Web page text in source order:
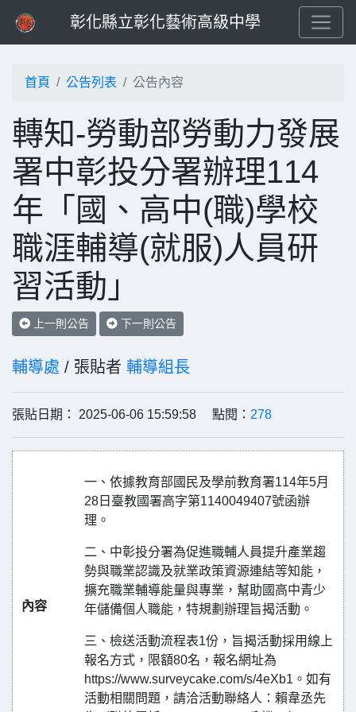
彰化縣立彰化藝術高級中學
首頁 公告列表 公告內容
轉知-勞動部勞動力發展
署中彰投分署辦理114
年「國、高中(職)學校
職涯輔導(就服)人員研
習活動」
上一則公告 下一則公告
輔導處 / 張貼者 輔導組長
張貼日期： 2025-06-06 15:59:58 點閱： 278
內容
一、依據教育部國民及學前教育署114年5月
28日臺教國署高字第1140049407號函辦
理。
二、中彰投分署為促進職輔人員提升產業趨
勢與職業認識及就業政策資源連結等知能，
擴充職業輔導能量與專業，幫助國高中青少
年儲備個人職能，特規劃辦理旨揭活動。
三、檢送活動流程表1份，旨揭活動採用線上
報名方式，限額80名，報名網址為
https://www.surveycake.com/s/4eXb1。如有
活動相關問題，請洽活動聯絡人：賴韋丞先